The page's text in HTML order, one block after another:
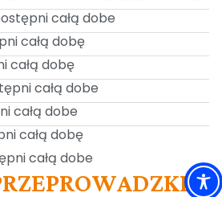
całą dobe
całą dobę
całą dobę
całą dobe
całą dobe
całą dobę
całą dobe